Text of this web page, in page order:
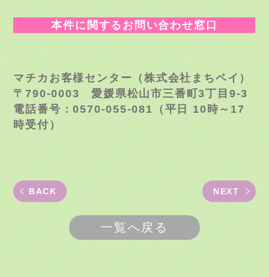
本件に関するお問い合わせ窓口
マチカお客様センター（株式会社まちペイ）
〒790-0003 愛媛県松山市三番町3丁目9-3
電話番号：0570-055-081（平日 10時～17
時受付）
BACK NEXT
一覧へ戻る